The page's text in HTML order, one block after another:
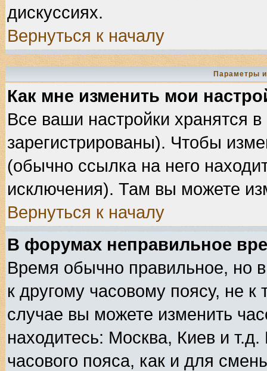
дискуссиях.
Вернуться к началу
Параметры
Как мне изменить мои
Все ваши настройки хранятся
зарегистрированы). Чтобы
(обычно ссылка на него
исключения). Там вы можете
Вернуться к началу
В форумах неправильное
Время обычно правильное, но
к другому часовому поясу, не
случае вы можете изменить
находитесь: Москва, Киев и
часового пояса, как и для